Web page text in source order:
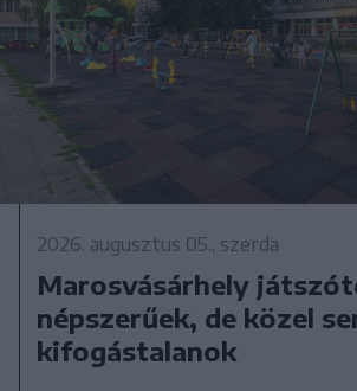
2026. augusztus 05., szerda
Marosvásárhely
népszerűek, de közel
kifogástalanok